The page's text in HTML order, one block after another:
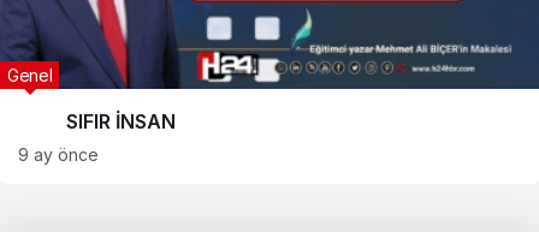
SIFIR İNSAN
Genel
9 ay önce